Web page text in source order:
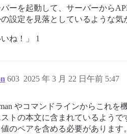
ーを起動して、サーバーから
設定を見落としているような気
いね！」 1
2025 年 3 月 22 日午前 5:47
603
やコマンドラインからこれ
ストの本文に含まれているよう
のペアを含める必要があります